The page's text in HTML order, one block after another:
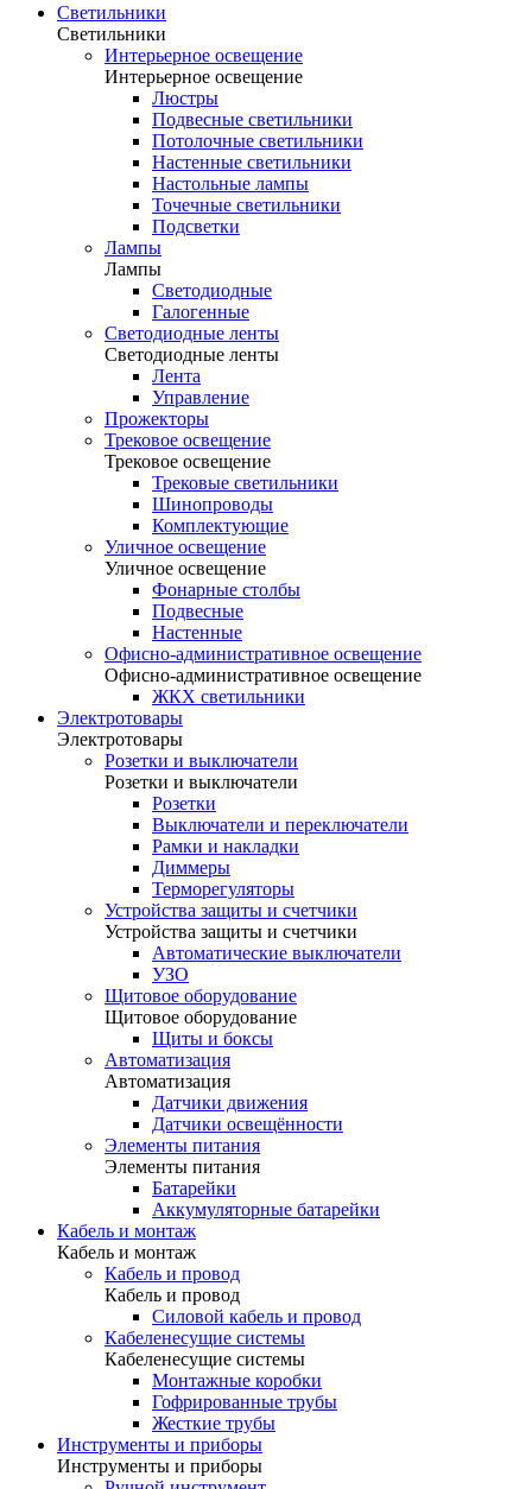
Светильники
Светильники
Интерьерное освещение
Интерьерное освещение
Люстры
Подвесные светильники
Потолочные светильники
Настенные светильники
Настольные лампы
Точечные светильники
Подсветки
Лампы
Лампы
Светодиодные
Галогенные
Светодиодные ленты
Светодиодные ленты
Лента
Управление
Прожекторы
Трековое освещение
Трековое освещение
Трековые светильники
Шинопроводы
Комплектующие
Уличное освещение
Уличное освещение
Фонарные столбы
Подвесные
Настенные
Офисно-административное освещение
Офисно-административное освещение
ЖКХ светильники
Электротовары
Электротовары
Розетки и выключатели
Розетки и выключатели
Розетки
Выключатели и переключатели
Рамки и накладки
Диммеры
Терморегуляторы
Устройства защиты и счетчики
Устройства защиты и счетчики
Автоматические выключатели
УЗО
Щитовое оборудование
Щитовое оборудование
Щиты и боксы
Автоматизация
Автоматизация
Датчики движения
Датчики освещённости
Элементы питания
Элементы питания
Батарейки
Аккумуляторные батарейки
Кабель и монтаж
Кабель и монтаж
Кабель и провод
Кабель и провод
Силовой кабель и провод
Кабеленесущие системы
Кабеленесущие системы
Монтажные коробки
Гофрированные трубы
Жесткие трубы
Инструменты и приборы
Инструменты и приборы